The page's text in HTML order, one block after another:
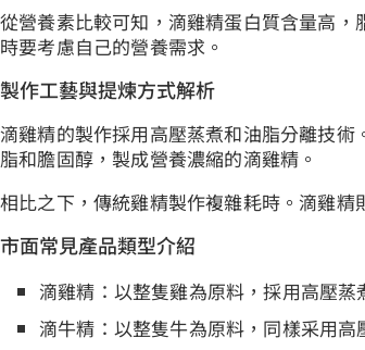
從營養素比較可知，滴雞精蛋白質含量高
時要考慮自己的營養需求。
製作工藝與提煉方式解析
滴雞精的製作採用高壓蒸煮和油脂分離技
脂和膽固醇，製成營養濃縮的滴雞精。
相比之下，傳統雞精製作複雜耗時。滴雞精
市面常見產品類型介紹
滴雞精：以整隻雞為原料，採用高壓蒸
滴牛精：以整隻牛為原料，同樣采用高